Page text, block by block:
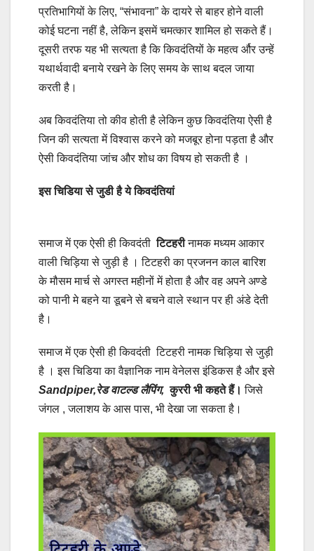
प्रतिभागियों के लिए, “संभावना” के दायरे से बाहर होने वाली
कोई घटना नहीं है, लेकिन इसमें चमत्कार शामिल हो सकते हैं।
दूसरी तरफ यह भी सत्यता है कि किवदंतियों के महत्व र्और उन्हें
यथार्थवादी बनाये रखने के लिए समय के साथ बदल जाया
करती है।
अब किवदंतिया तो कीव होती है लेकिन कुछ किवदंतिया ऐसी है
जिन की सत्यता में विश्वास करने को मजबूर होना पड़ता है और
ऐसी किवदंतिया जांच और शोध का विषय हो सकती है ।
इस चिडिया से जुडी है ये किवदंतियां
समाज में एक ऐसी ही किवदंतीटिटहरीनामक मध्यम आकार
वाली चिड़िया से जुड़ी है । टिटहरी का प्रजनन काल बारिश
के मौसम मार्च से अगस्त महीनों में होता है और वह अपने अण्डे
को पानी मे बहने या डूबने से बचने वाले स्थान पर ही अंडे देती
है।
समाज में एक ऐसी ही किवदंती टिटहरी नामक चिड़िया से जुड़ी
है । इस चिडिया का वैज्ञानिक नाम वेनेलस इंडिकस है और इसे
Sandpiper,रेड वाटल्ड लैपिंग, कुररी भी कहते हैं। जिसे
जंगल , जलाशय के आस पास, भी देखा जा सकता है।